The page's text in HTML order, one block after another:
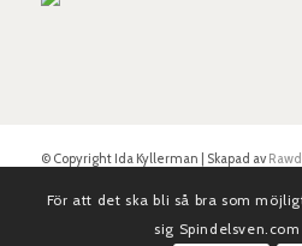
© Copyright Ida Kyllerman | Skapad av
För att det ska bli så bra som
sig